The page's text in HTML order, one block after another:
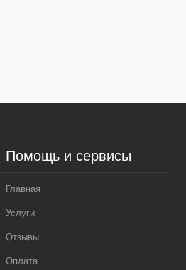
Помощь и сервисы
Главная
Услуги
Отзывы
Оплата